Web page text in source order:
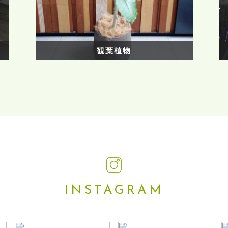
観葉植物
INSTAGRAM